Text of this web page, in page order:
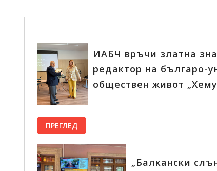
ИАБЧ връчи златна
редактор на българо-
обществен живот
ПРЕГЛЕД
„Балкански